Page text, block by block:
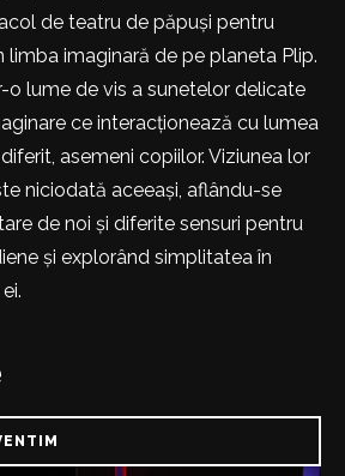
de teatru de păpuși pentru
limba imaginară de pe planeta Plip.
o lume de vis a sunetelor delicate
ce interacționează cu lumea
asemeni copiilor. Viziunea lor
niciodată aceeași, aflându-se
de noi și diferite sensuri pentru
și explorând simplitatea în